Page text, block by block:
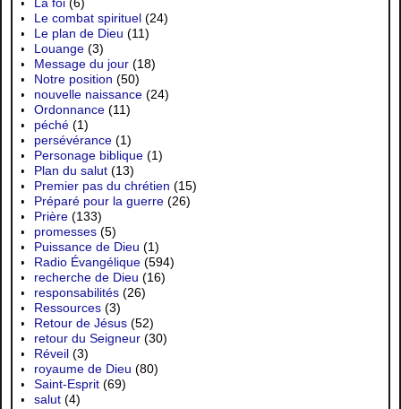
La foi (6)
Le combat spirituel (24)
Le plan de Dieu (11)
Louange (3)
Message du jour (18)
Notre position (50)
nouvelle naissance (24)
Ordonnance (11)
péché (1)
persévérance (1)
Personage biblique (1)
Plan du salut (13)
Premier pas du chrétien (15)
Préparé pour la guerre (26)
Prière (133)
promesses (5)
Puissance de Dieu (1)
Radio Évangélique (594)
recherche de Dieu (16)
responsabilités (26)
Ressources (3)
Retour de Jésus (52)
retour du Seigneur (30)
Réveil (3)
royaume de Dieu (80)
Saint-Esprit (69)
salut (4)